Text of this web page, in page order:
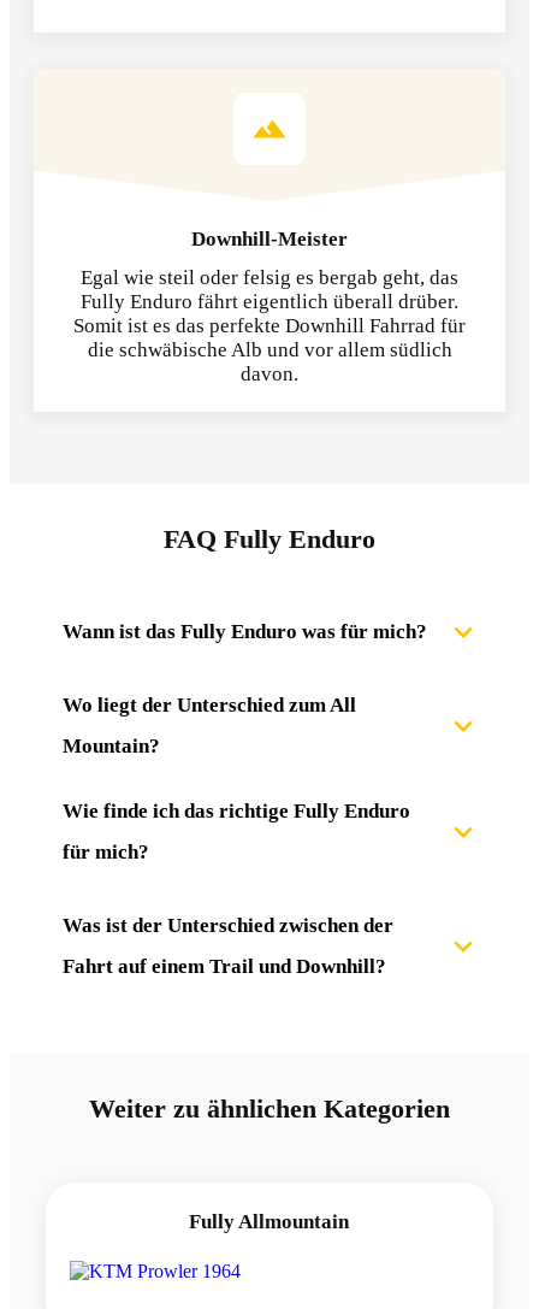
Downhill-Meister
Egal wie steil oder felsig es bergab geht, das
Fully Enduro fährt eigentlich überall drüber.
Somit ist es das perfekte Downhill Fahrrad für
die schwäbische Alb und vor allem südlich
davon.
FAQ Fully Enduro
Wann ist das Fully Enduro was für mich?
Wo liegt der Unterschied zum All
Mountain?
Wie finde ich das richtige Fully Enduro
für mich?
Was ist der Unterschied zwischen der
Fahrt auf einem Trail und Downhill?
Weiter zu ähnlichen Kategorien
Fully Allmountain